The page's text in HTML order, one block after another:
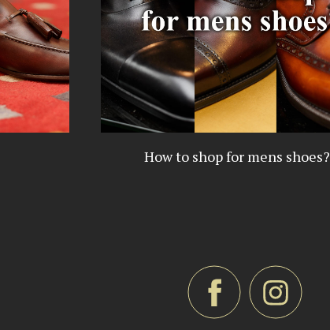
How to shop for mens shoes?